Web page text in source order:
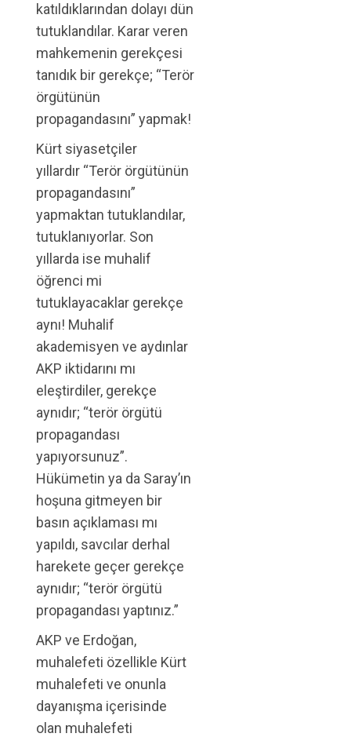
katıldıklarından dolayı dün
tutuklandılar. Karar veren
mahkemenin gerekçesi
tanıdık bir gerekçe; “Terör
örgütünün
propagandasını” yapmak!
Kürt siyasetçiler
yıllardır “Terör örgütünün
propagandasını”
yapmaktan tutuklandılar,
tutuklanıyorlar. Son
yıllarda ise muhalif
öğrenci mi
tutuklayacaklar gerekçe
aynı! Muhalif
akademisyen ve aydınlar
AKP iktidarını mı
eleştirdiler, gerekçe
aynıdır; “terör örgütü
propagandası
yapıyorsunuz”.
Hükümetin ya da Saray’ın
hoşuna gitmeyen bir
basın açıklaması mı
yapıldı, savcılar derhal
harekete geçer gerekçe
aynıdır; “terör örgütü
propagandası yaptınız.”
AKP ve Erdoğan,
muhalefeti özellikle Kürt
muhalefeti ve onunla
dayanışma içerisinde
olan muhalefeti